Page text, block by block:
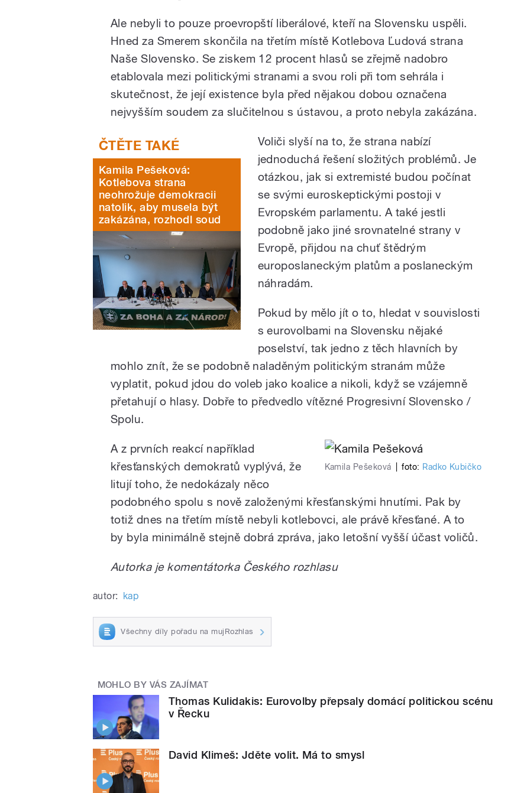
Ale nebyli to pouze proevropští liberálové, kteří na Slovensku uspěli.
Hned za Smerem skončila na třetím místě Kotlebova Ľudová strana
Naše Slovensko. Se ziskem 12 procent hlasů se zřejmě nadobro
etablovala mezi politickými stranami a svou roli při tom sehrála i
skutečnost, že její existence byla před nějakou dobou označena
nejvyšším soudem za slučitelnou s ústavou, a proto nebyla zakázána.
Kamila Pešeková:
Kotlebova strana
neohrožuje demokracii
natolik, aby musela být
zakázána, rozhodl soud
Voliči slyší na to, že strana nabízí
jednoduchá řešení složitých problémů. Je
otázkou, jak si extremisté budou počínat
se svými euroskeptickými postoji v
Evropském parlamentu. A také jestli
podobně jako jiné srovnatelné strany v
Evropě, přijdou na chuť štědrým
europoslaneckým platům a poslaneckým
náhradám.
Pokud by mělo jít o to, hledat v souvislosti
s eurovolbami na Slovensku nějaké
poselství, tak jedno z těch hlavních by
mohlo znít, že se podobně naladěným politickým stranám může
vyplatit, pokud jdou do voleb jako koalice a nikoli, když se vzájemně
přetahují o hlasy. Dobře to předvedlo vítězné Progresivní Slovensko /
Spolu.
Kamila Pešeková foto: Radko Kubičko
A z prvních reakcí například
křesťanských demokratů vyplývá, že
litují toho, že nedokázaly něco
podobného spolu s nově založenými křesťanskými hnutími. Pak by
totiž dnes na třetím místě nebyli kotlebovci, ale právě křesťané. A to
by byla minimálně stejně dobrá zpráva, jako letošní vyšší účast voličů.
Autorka je komentátorka Českého rozhlasu
autor: kap
Všechny díly pořadu na mujRozhlas
MOHLO BY VÁS ZAJÍMAT
Thomas Kulidakis: Eurovolby přepsaly domácí politickou scénu
v Řecku
David Klimeš: Jděte volit. Má to smysl